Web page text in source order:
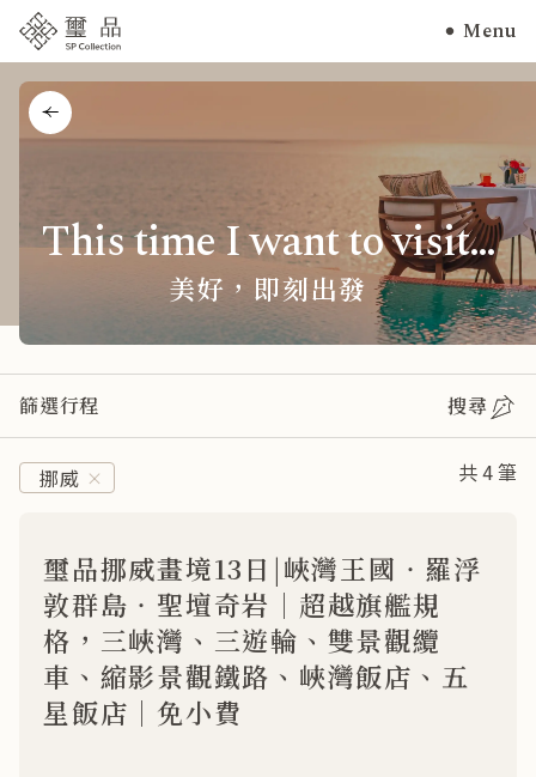
Menu
This time I want to visit…
美好，即刻出發
篩選行程 搜尋
挪威 共 4 筆
璽品挪威畫境13日|峽灣王國‧羅浮
敦群島‧聖壇奇岩｜超越旗艦規
格，三峽灣、三遊輪、雙景觀纜
車、縮影景觀鐵路、峽灣飯店、五
星飯店｜免小費
日本
北陸．名古屋．上
高地
關東．東京．富士
山
四國．山陰山陽．
九州．沖繩．宮古
東北．仙台．青森
關西．京阪．和歌
山
土耳其
北法．南法
英國．軍樂節
德國．瑞士
荷蘭．比利時．盧
森堡
阿拉伯聯合大公國
埃及
肯亞‧動物大遷徙
August 2026
S
3 4
6
9
10 11 12
13
17 18 19
20
24 25 26
27
30
31
土耳其航空
中華航空
日本航空
泰國國際航空
國泰航空
荷蘭皇家航空
立即預約
請洽專員
最後席次